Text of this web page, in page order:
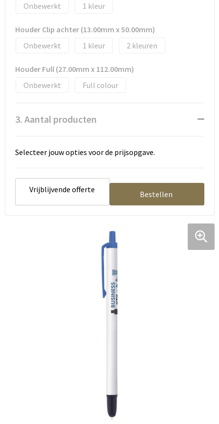
Tassen en Rugzakken
Textiel
Ondergoed, Sokken en Nachtkleding
Hemden en blouses
Onbewerkt
1
Houder Clip achter (13.00mm x 50.00mm)
Onbewerkt
1 2
Houder Full (27.00mm x 112.00mm)
Onbewerkt
Full colour
3. Aantal producten
Selecteer jouw opties voor de prijsopgave.
Vrijblijvende offerte Bestellen